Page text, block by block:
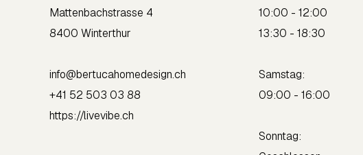
Mattenbachstrasse 4
8400 Winterthur
info@bertucahomedesign.ch
+41 52 503 03 88
https://livevibe.ch
10:00 - 12:00
13:30 - 18:30
Samstag:
09:00 - 16:00
Sonntag: